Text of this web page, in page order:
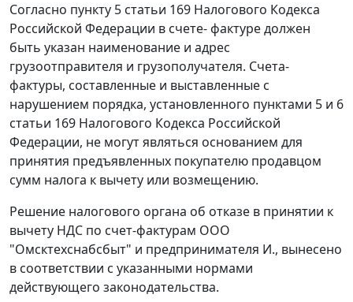
Согласно пункту 5 статьи 169 Налогового Кодекса
Российской Федерации в счете- фактуре должен
быть указан наименование и адрес
грузоотправителя и грузополучателя. Счета-
фактуры, составленные и выставленные с
нарушением порядка, установленного пунктами 5 и 6
статьи 169 Налогового Кодекса Российской
Федерации, не могут являться основанием для
принятия предъявленных покупателю продавцом
сумм налога к вычету или возмещению.
Решение налогового органа об отказе в принятии к
вычету НДС по счет-фактурам ООО
"Омсктехснабсбыт" и предпринимателя И., вынесено
в соответствии с указанными нормами
действующего законодательства.